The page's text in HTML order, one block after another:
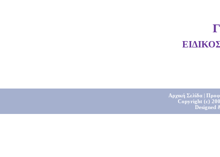
Αρχική Σελίδα|
Copyright (c)
Designed